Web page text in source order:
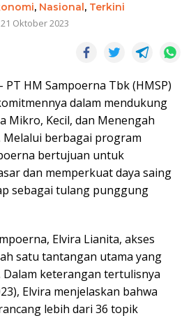
, Nasional, Terkini
21 Oktober 2023
PT HM Sampoerna Tbk (HMSP)
dalam mendukung
Mikro, Kecil, dan Menengah
Melalui berbagai program
bertujuan untuk
dan memperkuat daya saing
sebagai tulang punggung
Elvira Lianita, akses
satu tantangan utama yang
Dalam keterangan tertulisnya
Elvira menjelaskan bahwa
lebih dari 36 topik